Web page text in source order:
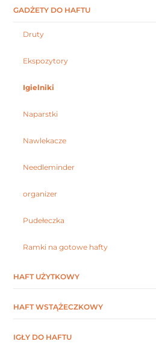
GADŻETY DO HAFTU
Druty
Ekspozytory
Igielniki
Naparstki
Nawlekacze
Needleminder
organizer
Pudełeczka
Ramki na gotowe hafty
HAFT UŻYTKOWY
HAFT WSTĄŻECZKOWY
IGŁY DO HAFTU